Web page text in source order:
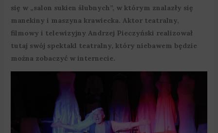
się w „salon sukien ślubnych”, w którym znalazły się
manekiny i maszyna krawiecka. Aktor teatralny,
filmowy i telewizyjny Andrzej Pieczyński realizował
tutaj swój spektakl teatralny, który niebawem będzie
można zobaczyć w internecie.